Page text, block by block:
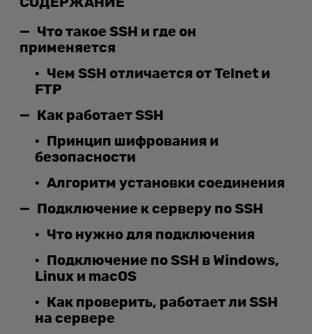
Что такое SSH и где он
применяется
Чем SSH отличается от Telnet и
FTP
Как работает SSH
Принцип шифрования и
безопасности
Алгоритм установки соединения
Подключение к серверу по SSH
Что нужно для подключения
Подключение по SSH в Windows,
Linux и macOS
Как проверить, работает ли SSH
на сервере